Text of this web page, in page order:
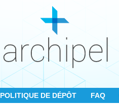
POLITIQUE DE DÉPÔT FAQ